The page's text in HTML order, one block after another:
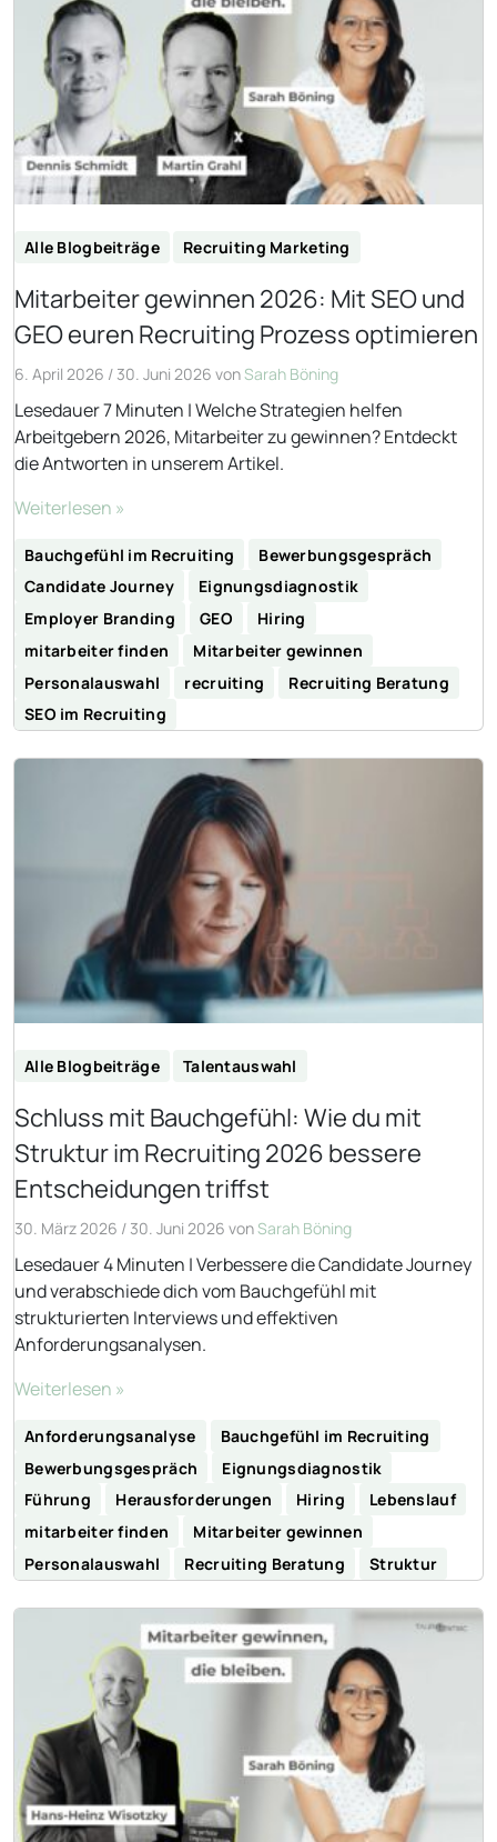
Alle Blogbeiträge Recruiting Marketing
Mitarbeiter gewinnen 2026: Mit SEO und
GEO euren Recruiting Prozess optimieren
6. April 2026 / 30. Juni 2026 vonSarah Böning
Lesedauer 7 Minuten | Welche Strategien helfen
Arbeitgebern 2026, Mitarbeiter zu gewinnen? Entdeckt
die Antworten in unserem Artikel.
Weiterlesen »
Bauchgefühl im Recruiting
Bewerbungsgespräch
Candidate Journey
Eignungsdiagnostik
Employer Branding
GEO
Hiring
mitarbeiter finden
Mitarbeiter gewinnen
Personalauswahl
recruiting
Recruiting Beratung
SEO im Recruiting
Alle Blogbeiträge Talentauswahl
Schluss mit Bauchgefühl: Wie du mit
Struktur im Recruiting 2026 bessere
Entscheidungen triffst
30. März 2026 / 30. Juni 2026 vonSarah Böning
Lesedauer 4 Minuten | Verbessere die Candidate Journey
und verabschiede dich vom Bauchgefühl mit
strukturierten Interviews und effektiven
Anforderungsanalysen.
Weiterlesen »
Anforderungsanalyse
Bauchgefühl im Recruiting
Bewerbungsgespräch
Eignungsdiagnostik
Führung
Herausforderungen Hiring
Lebenslauf
mitarbeiter finden
Mitarbeiter gewinnen
Personalauswahl
Recruiting Beratung Struktur